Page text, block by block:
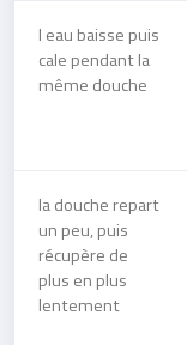
l eau baisse puis
cale pendant la
même douche
la douche repart
un peu, puis
récupère de
plus en plus
lentement